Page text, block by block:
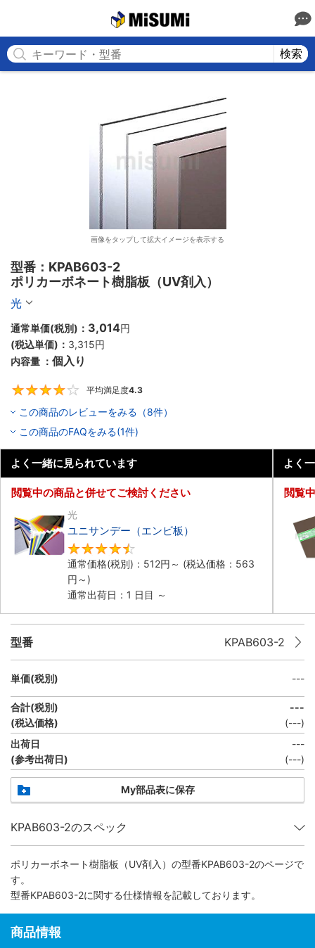
検索
画像をタップして拡大イメージを表示する
型番：KPAB603-2
ポリカーボネート樹脂板（UV剤入）
光
通常単価(税別)： 3,014円
(税込単価)： 3,315円
内容量 ： 個入り
平均満足度4.3
この商品のレビューをみる（8件）
この商品のFAQをみる(1件)
よく一緒に見られています
閲覧中の商品と併せてご検討ください
光
ユニサンデー（エンビ板）
通常価格(税別)： 512円 ～ (税込価格： 563
円 ～)
通常出荷日：1 日目 ～
よく
閲覧
型番 KPAB603-2
単価(税別) ---
合計(税別)
(税込価格)
---
(---)
出荷日
(参考出荷日)
---
(---)
My部品表に保存
KPAB603-2のスペック
ポリカーボネート樹脂板（UV剤入） の型番KPAB603-2のページで
す。
型番KPAB603-2に関する仕様情報を記載しております。
商品情報